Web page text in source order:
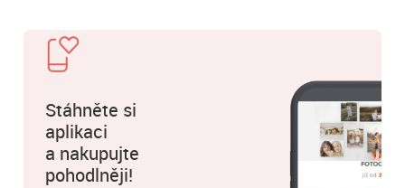
Stáhněte si
aplikaci
a nakupujte
pohodlněji!